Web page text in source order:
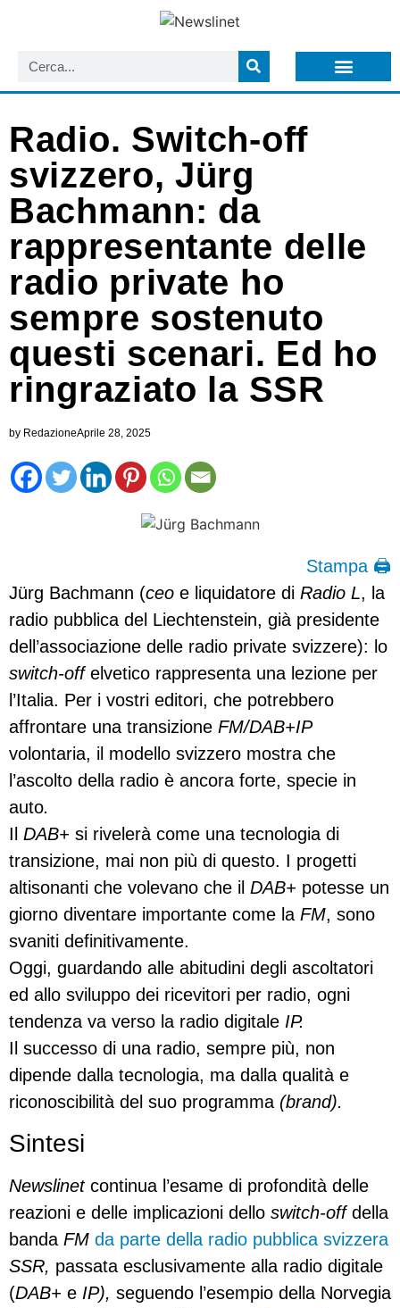
Radio. Switch-off
svizzero, Jürg
Bachmann: da
rappresentante delle
radio private ho
sempre sostenuto
questi scenari. Ed ho
ringraziato la SSR
by RedazioneAprile 28, 2025
Stampa 🖨
Jürg Bachmann (ceo e liquidatore di Radio L, la
radio pubblica del Liechtenstein, già presidente
dell’associazione delle radio private svizzere): lo
switch-offelvetico rappresenta una lezione per
l’Italia. Per i vostri editori, che potrebbero
affrontare una transizione FM/DAB+IP
volontaria, il modello svizzero mostra che
l’ascolto della radio è ancora forte, specie in
auto.
Il DAB+ si rivelerà come una tecnologia di
transizione, mai non più di questo. I progetti
altisonanti che volevano che il DAB+ potesse un
giorno diventare importante come la FM, sono
svaniti definitivamente.
Oggi, guardando alle abitudini degli ascoltatori
ed allo sviluppo dei ricevitori per radio, ogni
tendenza va verso la radio digitale IP.
Il successo di una radio, sempre più, non
dipende dalla tecnologia, ma dalla qualità e
riconoscibilità del suo programma (brand).
Sintesi
Newslinetcontinua l’esame di profondità delle
reazioni e delle implicazioni dello switch-offdella
banda FM da parte della radio pubblica svizzera
SSR, passata esclusivamente alla radio digitale
(DAB+ e IP), seguendo l’esempio della Norvegia